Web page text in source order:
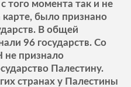
того момента так и не
карте, было признано
В общей
96 государств. Со
признало
Палестину.
странах у Палестины